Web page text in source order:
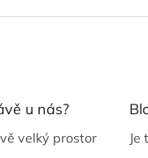
u nás?
velký prostor
Je